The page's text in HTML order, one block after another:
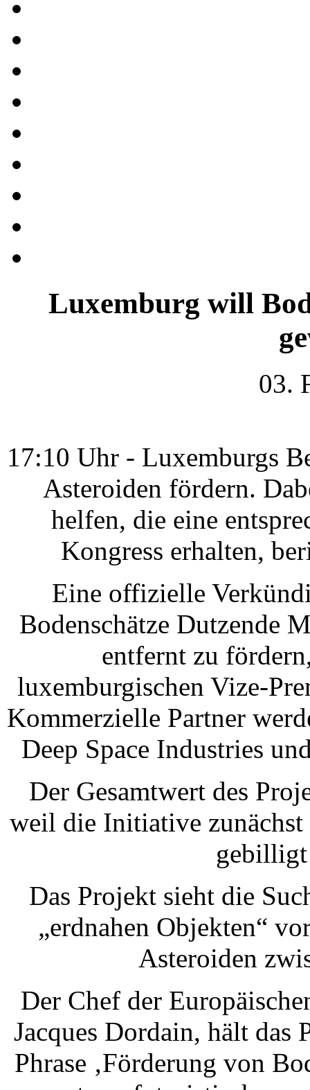
Luxemburg will
03.
17:10 Uhr - Luxemburgs
Asteroiden fördern.
helfen, die eine
Kongress erhalten,
Eine offizielle
Bodenschätze Dutzende
entfernt zu
luxemburgischen Vize-
Kommerzielle Partner
Deep Space Industries
Der Gesamtwert des
weil die Initiative
gebilligt
Das Projekt sieht die
„erdnahen Objekten“
Asteroiden
Der Chef der
Jacques Dordain, hält das
Phrase ‚Förderung von